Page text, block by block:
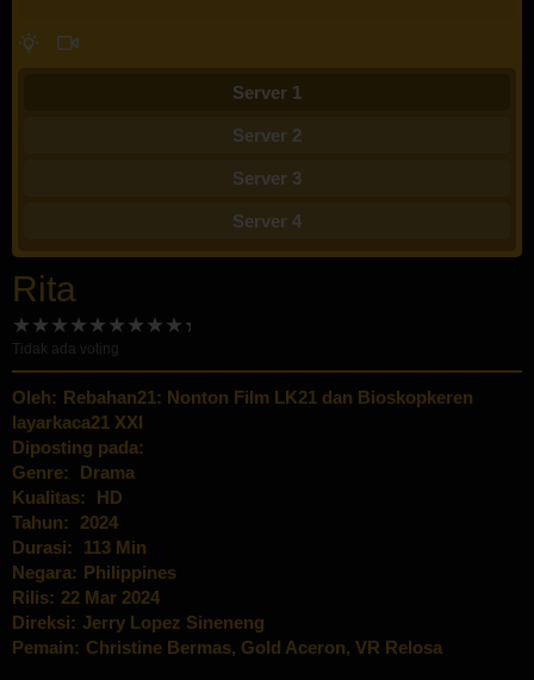
Server 1
Server 2
Server 3
Server 4
Rita
Tidak ada voting
Oleh: Rebahan21: Nonton Film LK21 dan Bioskopkeren
layarkaca21 XXI
Diposting pada:
Genre:
Drama
Kualitas:
HD
Tahun:
2024
Durasi:
113 Min
Negara: Philippines
Rilis: 22 Mar 2024
Direksi: Jerry Lopez Sineneng
Pemain: Christine Bermas, Gold Aceron, VR Relosa